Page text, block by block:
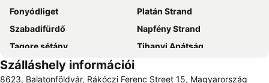
Fonyódliget
Platán Strand
Szabadifürdő
Napfény Strand
Tagore sétány
Tihanyi Apátság
Balatonfüred
Ezüstpart
Pálköve
Szálláshely információi
8623, Balatonföldvár, Rákóczi Ferenc Street 15, Magyarország